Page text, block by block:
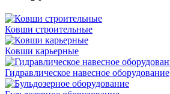
Ковши строительные
Ковши карьерные
Гидравлическое навесное оборудование